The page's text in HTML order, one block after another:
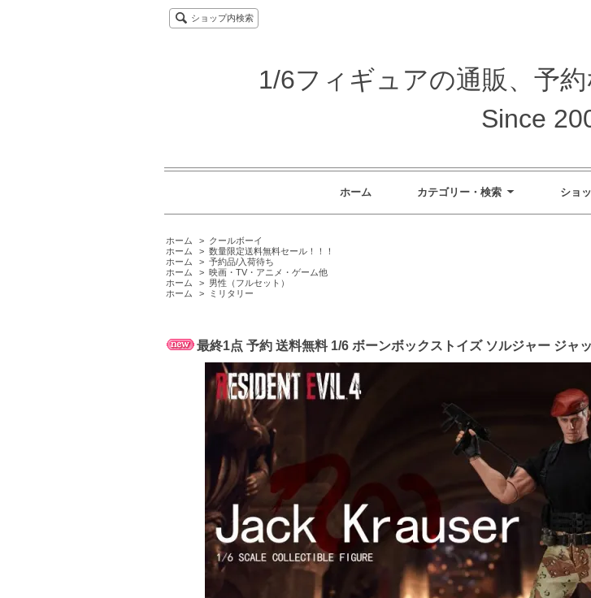
ショップ内検索
1/6フィギュアの通販、予
Since
ホーム カテゴリー・検索 ショ
ホーム > クールボーイ
ホーム
> 数量限定送料無料セール！！！
ホーム
> 予約品/入荷待ち
ホーム
> 映画・TV・アニメ・ゲーム他
ホーム
> 男性（フルセット）
ホーム
> ミリタリー
最終1点 予約 送料無料 1/6 ボーンボックストイズ ソルジャー ジャ